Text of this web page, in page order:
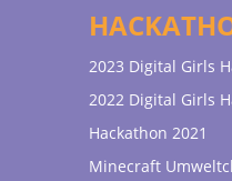
2023 Digital Girls
2022 Digital Girls
Hackathon 2021
Minecraft